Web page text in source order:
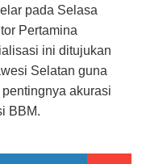
pada Selasa
Pertamina
ini ditujukan
Selatan guna
akurasi
BBM.